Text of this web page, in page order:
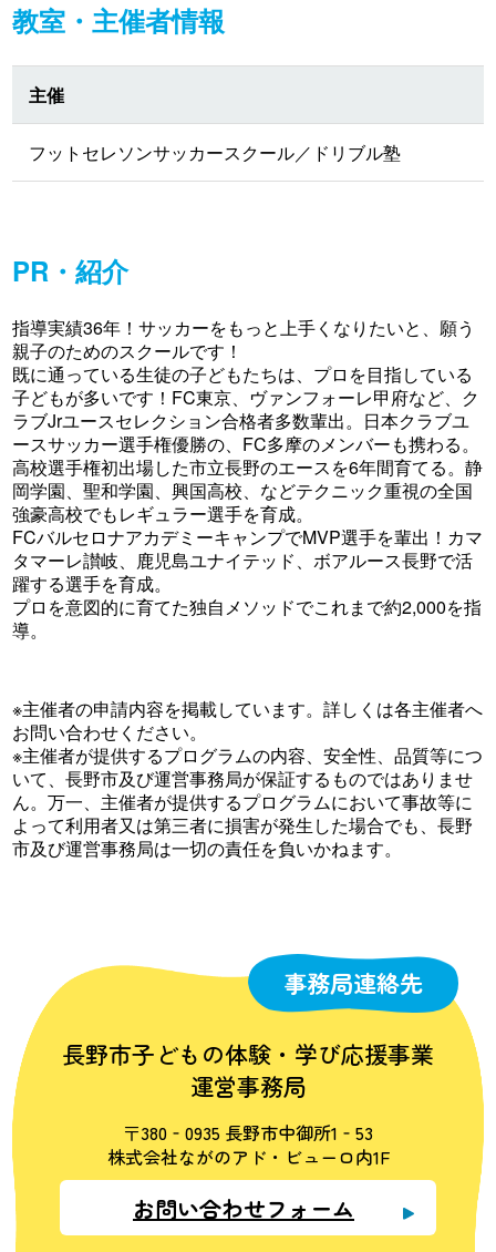
教室・主催者情報
主催
フットセレソンサッカースクール／ドリブル塾
PR・紹介
指導実績36年！サッカーをもっと上手くなりたいと、願う
親子のためのスクールです！
既に通っている生徒の子どもたちは、プロを目指している
子どもが多いです！FC東京、ヴァンフォーレ甲府など、ク
ラブJrユースセレクション合格者多数輩出。日本クラブユ
ースサッカー選手権優勝の、FC多摩のメンバーも携わる。
高校選手権初出場した市立長野のエースを6年間育てる。静
岡学園、聖和学園、興国高校、などテクニック重視の全国
強豪高校でもレギュラー選手を育成。
FCバルセロナアカデミーキャンプでMVP選手を輩出！カマ
タマーレ讃岐、鹿児島ユナイテッド、ボアルース長野で活
躍する選手を育成。
プロを意図的に育てた独自メソッドでこれまで約2,000を指
導。
※主催者の申請内容を掲載しています。詳しくは各主催者へ
お問い合わせください。
※主催者が提供するプログラムの内容、安全性、品質等につ
いて、長野市及び運営事務局が保証するものではありませ
ん。万一、主催者が提供するプログラムにおいて事故等に
よって利用者又は第三者に損害が発生した場合でも、長野
市及び運営事務局は一切の責任を負いかねます。
事務局連絡先
長野市子どもの体験・学び応援事業
運営事務局
〒380‐0935 長野市中御所1‐53
株式会社ながのアド・ビューロ内1F
お問い合わせフォーム